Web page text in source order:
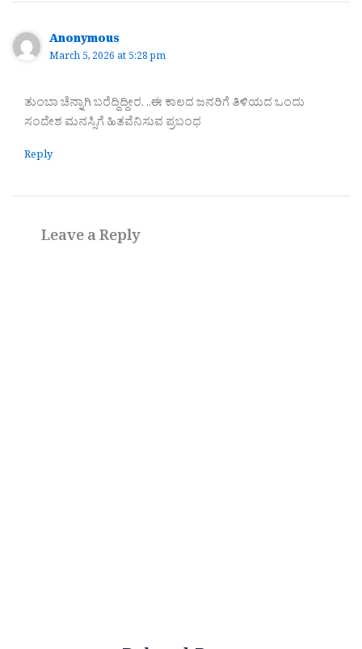
Anonymous
March 5, 2026 at 5:28 pm
ತುಂಬಾ ಚೆನ್ನಾಗಿ ಬರೆದ್ದಿದ್ದೀರ. ..ಈ ಕಾಲದ ಜನರಿಗೆ ತಿಳಿಯದ ಒಂದು
ಸಂದೇಶ ಮನಸ್ಸಿಗೆ ಹಿತವೆನಿಸುವ ಪ್ರಬಂಧ
Reply
Leave a Reply